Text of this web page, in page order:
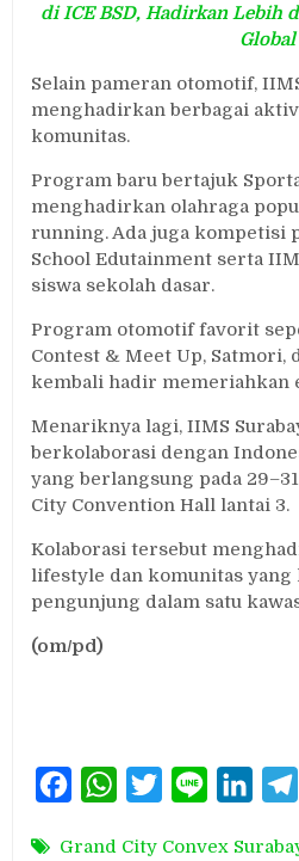
di ICE BSD, Hadirkan Lebih
Global
Selain pameran otomotif,
menghadirkan berbagai
komunitas.
Program baru bertajuk
menghadirkan olahraga
running. Ada juga kompetisi
School Edutainment serta
siswa sekolah dasar.
Program otomotif favorit
Contest & Meet Up, Satmori,
kembali hadir memeriahkan
Menariknya lagi, IIMS
berkolaborasi dengan
yang berlangsung pada
City Convention Hall lantai 3.
Kolaborasi tersebut
lifestyle dan komunitas yang
pengunjung dalam satu
(om/pd)
FacebookWhatsAppTwitterLine
Grand City Convex